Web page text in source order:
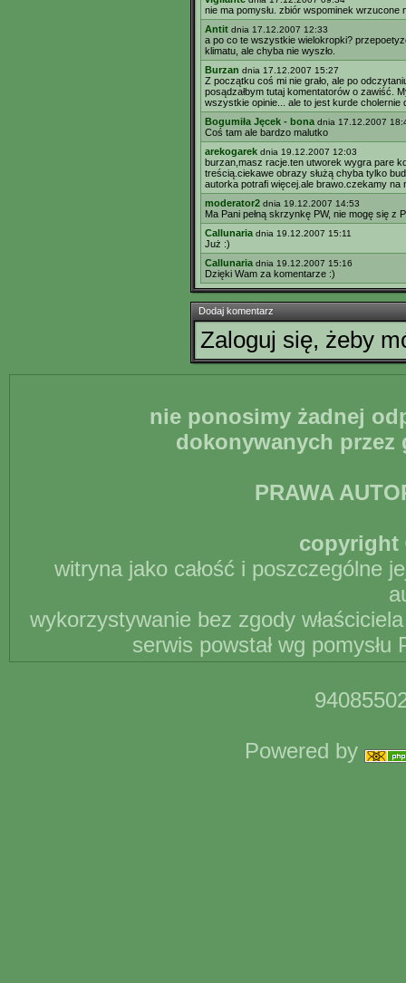
nie ma pomysłu. zbiór wspominek
Antit dnia 17.12.2007 12:33
a po co te wszystkie wielokropki?
klimatu, ale chyba nie wyszło.
Burzan dnia 17.12.2007 15:27
Z początku coś mi nie grało, ale po
posądzałbym tutaj komentatorów o zawiść.
wszystkie opinie... ale to jest kurde
Bogumiła Jęcek - bona dnia 17.12.2007
Coś tam ale bardzo malutko
arekogarek dnia 19.12.2007 12:03
burzan,masz racje.ten utworek wygra pare
treścią.ciekawe obrazy służą chyba tylko
autorka potrafi więcej.ale brawo.czekamy na
moderator2 dnia 19.12.2007 14:53
Ma Pani pełną skrzynkę PW, nie mogę się z
Callunaria dnia 19.12.2007 15:11
Już :)
Callunaria dnia 19.12.2007 15:16
Dzięki Wam za komentarze :)
Dodaj komentarz
Zaloguj się, żeby
nie ponosimy żadnej
dokonywanych
PRAWA
copyright
witryna jako całość i poszczególne
wykorzystywanie bez zgody
serwis powstał wg
Powered by